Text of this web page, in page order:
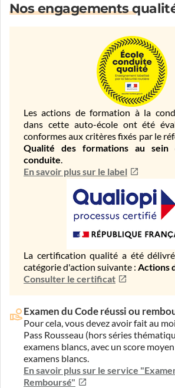
Nos engagements
Les actions de formation à la
dans cette auto-école ont été
conformes aux critères fixés par le
Qualité des formations au sein
conduite.
En savoir plus sur le label
La certification qualité a été
catégorie d'action suivante : Actions
Consulter le certificat
Examen du Code réussi ou
Pour cela, vous devez avoir fait au
Pass Rousseau (hors séries
examens blancs, avec un score
examens blancs.
En savoir plus sur le service
Remboursé"